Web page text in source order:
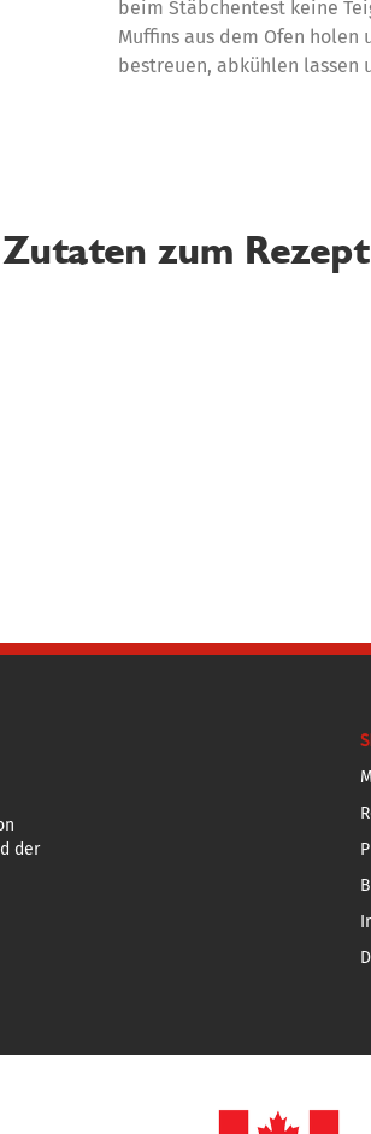
beim Stäbchentest keine
Muffins aus dem Ofen holen
bestreuen, abkühlen lassen
zum
der